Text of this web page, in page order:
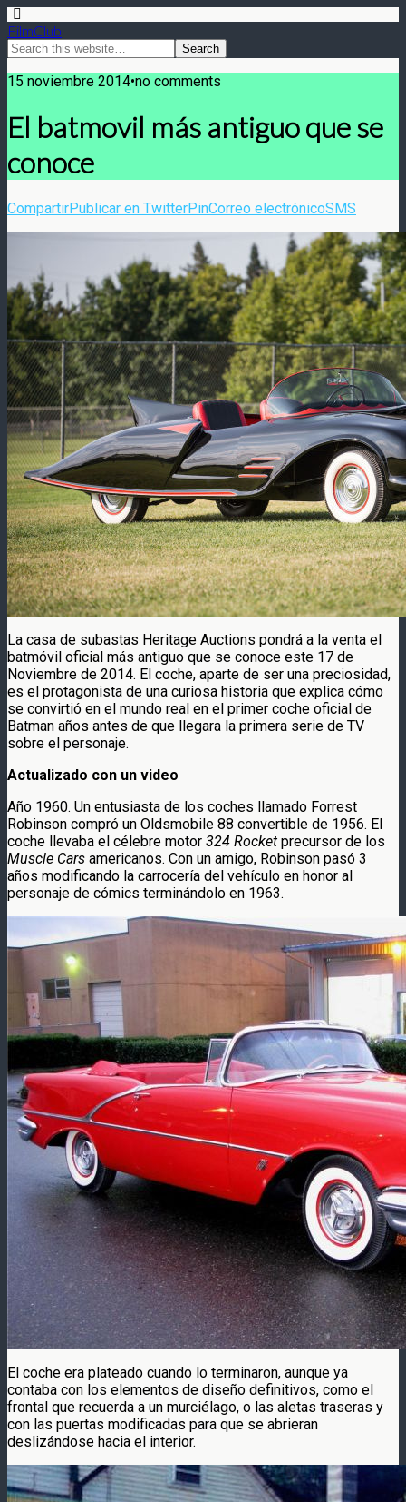
FilmClub
15 noviembre 2014•no comments
El batmovil más antiguo que se
conoce
CompartirPublicar en TwitterPinCorreo electrónicoSMS
La casa de subastas Heritage Auctions pondrá a la venta el
batmóvil oficial más antiguo que se conoce este 17 de
Noviembre de 2014. El coche, aparte de ser una preciosidad,
es el protagonista de una curiosa historia que explica cómo
se convirtió en el mundo real en el primer coche oficial de
Batman años antes de que llegara la primera serie de TV
sobre el personaje.
Actualizado con un video
Año 1960. Un entusiasta de los coches llamado Forrest
Robinson compró un Oldsmobile 88 convertible de 1956. El
coche llevaba el célebre motor 324 Rocket precursor de los
Muscle Cars americanos. Con un amigo, Robinson pasó 3
años modificando la carrocería del vehículo en honor al
personaje de cómics terminándolo en 1963.
El coche era plateado cuando lo terminaron, aunque ya
contaba con los elementos de diseño definitivos, como el
frontal que recuerda a un murciélago, o las aletas traseras y
con las puertas modificadas para que se abrieran
deslizándose hacia el interior.